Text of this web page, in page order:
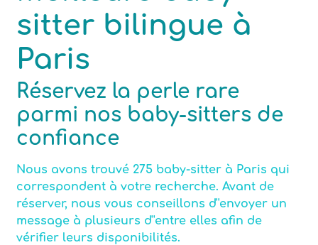
Centres d'intérêt
Certifiée Assistante maternelle
sitter bilingue à
Paris
Réservez la perle rare
parmi nos baby-sitters de
confiance
Nous avons trouvé 275 baby-sitter à Paris qui
correspondent à votre recherche. Avant de
réserver, nous vous conseillons d''envoyer un
message à plusieurs d''entre elles afin de
vérifier leurs disponibilités.